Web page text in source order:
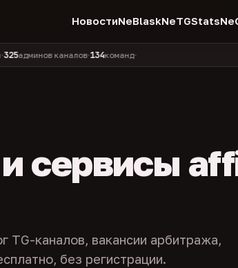
НовостиNeBlaskNeTGStats
каналов•134команд• 11 990
сервисы
TG-каналов, вакансии арбитража,
без регистрации.